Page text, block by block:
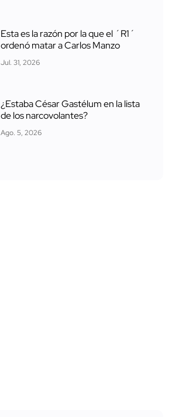
Esta es la razón por la que el ´R1´
ordenó matar a Carlos Manzo
Jul. 31, 2026
¿Estaba César Gastélum en la lista
de los narcovolantes?
Ago. 5, 2026